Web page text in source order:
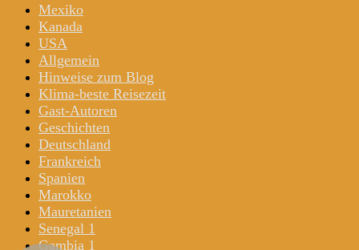
Mexiko
Kanada
USA
Allgemein
Hinweise zum Blog
Klima-beste Reisezeit
Gast-Autoren
Geschichten
Deutschland
Frankreich
Spanien
Marokko
Mauretanien
Senegal 1
Gambia 1